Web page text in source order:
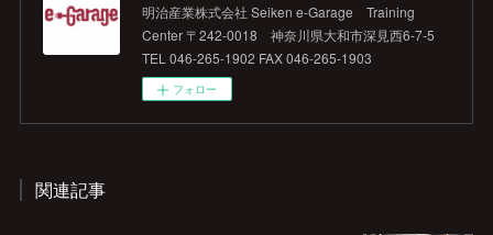
明治産業株式会社 Seiken e‐Garage Training
Center 〒242-0018 神奈川県大和市深見西6-7-5
TEL 046-265-1902 FAX 046-265-1903
フォロー
関連記事